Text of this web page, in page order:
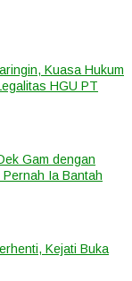
Kuasa Hukum
HGU PT
Gam dengan
Ia Bantah
Kejati Buka